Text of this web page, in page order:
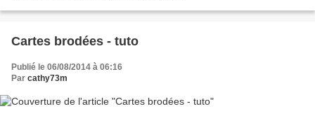
Cartes brodées - tuto
Publié le 06/08/2014 à 06:16
Par cathy73m